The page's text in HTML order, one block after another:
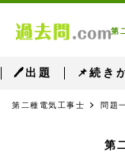
第
🖊出題 📌続き
第二種電気工事士 問題
第